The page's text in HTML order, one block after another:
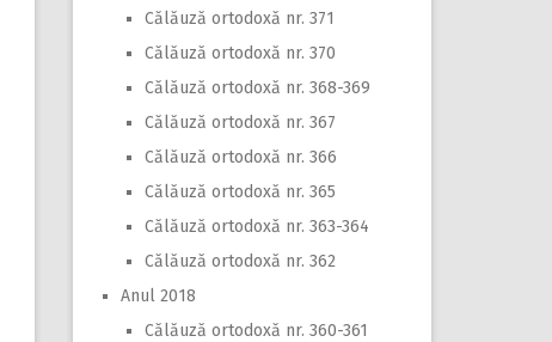
Călăuză ortodoxă nr. 371
Călăuză ortodoxă nr. 370
Călăuză ortodoxă nr. 368-369
Călăuză ortodoxă nr. 367
Călăuză ortodoxă nr. 366
Călăuză ortodoxă nr. 365
Călăuză ortodoxă nr. 363-364
Călăuză ortodoxă nr. 362
Anul 2018
Călăuză ortodoxă nr. 360-361